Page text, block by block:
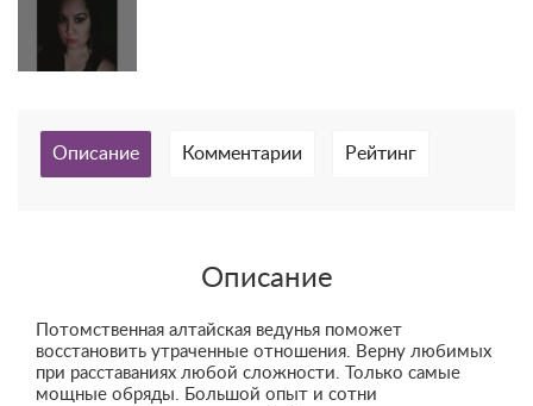
Описание Комментарии Рейтинг
Описание
Потомственная алтайская ведунья поможет
восстановить утраченные отношения. Верну любимых
при расставаниях любой сложности. Только самые
мощные обряды. Большой опыт и сотни